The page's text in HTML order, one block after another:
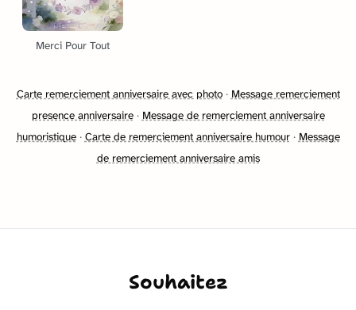
Merci Pour Tout
Carte remerciement anniversaire avec photo· Message remerciement
presence anniversaire· Message de remerciement anniversaire
humoristique· Carte de remerciement anniversaire humour· Message
de remerciement anniversaire amis
Souhaitez